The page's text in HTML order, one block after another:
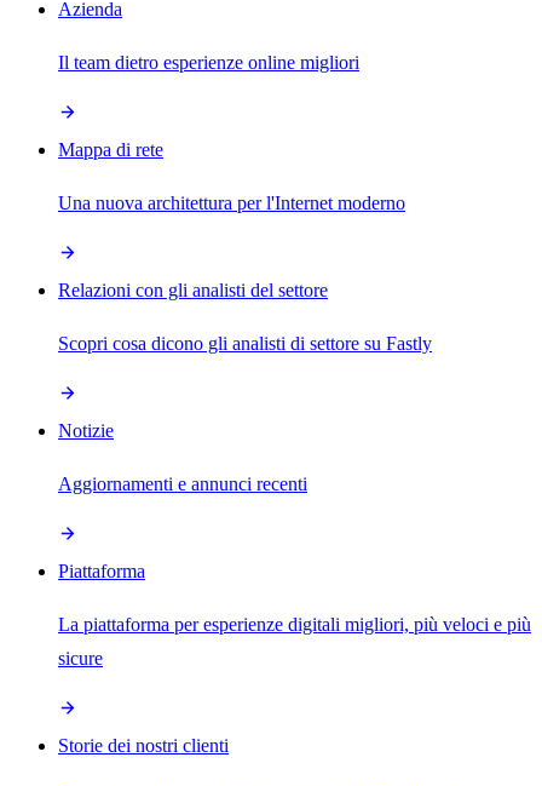
Azienda
Il team dietro esperienze online migliori
Mappa di rete
Una nuova architettura per l'Internet moderno
Relazioni con gli analisti del settore
Scopri cosa dicono gli analisti di settore su Fastly
Notizie
Aggiornamenti e annunci recenti
Piattaforma
La piattaforma per esperienze digitali migliori, più veloci e più
sicure
Storie dei nostri clienti